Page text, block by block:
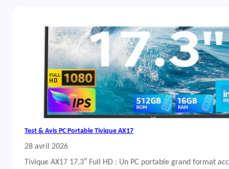
Test & Avis PC Portable Tivique AX17
28 avril 2026
Tivique AX17 17,3″ Full HD : Un PC portable grand format